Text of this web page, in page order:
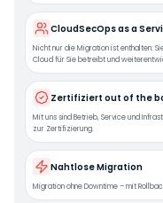
CloudSecOps as a
Nicht nur die Migration ist enthalten:
Cloud für Sie betreibt und
Zertifiziert out of the
Mit uns sind Betrieb, Service und
zur Zertifizierung.
Nahtlose Migration
Migration ohne Downtime – mit